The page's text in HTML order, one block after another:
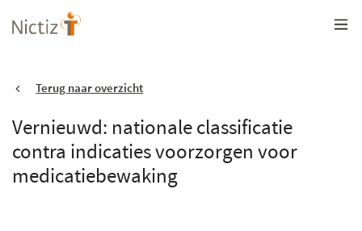
Overslaan
en
gaanTerug naar overzicht
Vernieuwd: nationale classificatie
contra indicaties voorzorgen voor
medicatiebewaking